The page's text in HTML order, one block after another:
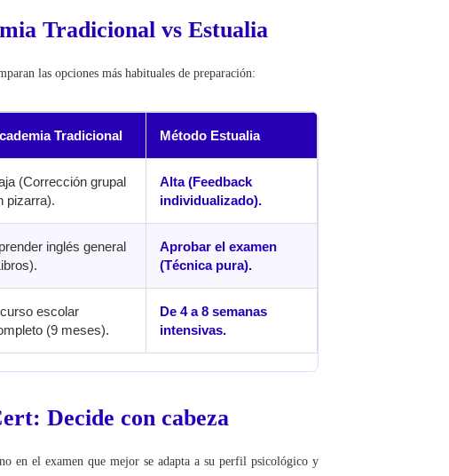
Tradicional vs Estualia
las opciones más habituales de preparación:
Tradicional Método Estualia
(Corrección grupal
pizarra).
Alta (Feedback
individualizado).
inglés general
Aprobar el examen
(Técnica pura).
escolar
(9 meses).
De 4 a 8 semanas
intensivas.
Decide con cabeza
en el examen que mejor se adapta a su perfil psicológico y